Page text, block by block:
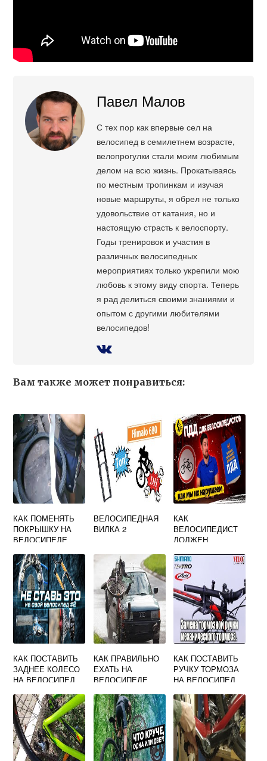
Павел Малов
С тех пор как впервые сел на
велосипед в семилетнем возрасте,
велопрогулки стали моим любимым
делом на всю жизнь. Прокатываясь
по местным тропинкам и изучая
новые маршруты, я обрел не только
удовольствие от катания, но и
настоящую страсть к велоспорту.
Годы тренировок и участия в
различных велосипедных
мероприятиях только укрепили мою
любовь к этому виду спорта. Теперь
я рад делиться своими знаниями и
опытом с другими любителями
велосипедов!
Вам также может понравиться:
КАК ПОМЕНЯТЬ
ПОКРЫШКУ НА
ВЕЛОСИПЕДЕ
С ДИСКОВЫМИ
ТОРМОЗАМИ
ВЕЛОСИПЕДНАЯ
ВИЛКА 2
КАК
ВЕЛОСИПЕДИСТ
ДОЛЖЕН
ДРУГИХ
УЧАСТНИКОВ
ДВИЖЕНИЯ О
НАМЕРЕНИИ
ОСТАНОВИТЬСЯ
КАК ПОСТАВИТЬ
ЗАДНЕЕ КОЛЕСО
НА ВЕЛОСИПЕД
КАК ПРАВИЛЬНО
ЕХАТЬ НА
ВЕЛОСИПЕДЕ
ДВИЖЕНИЯ ИЛИ
ПО ХОДУ
КАК ПОСТАВИТЬ
РУЧКУ ТОРМОЗА
НА ВЕЛОСИПЕД